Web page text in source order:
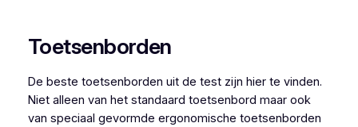
Toetsenborden
De beste toetsenborden uit de test zijn hier te vinden.
Niet alleen van het standaard toetsenbord maar ook
van speciaal gevormde ergonomische toetsenborden